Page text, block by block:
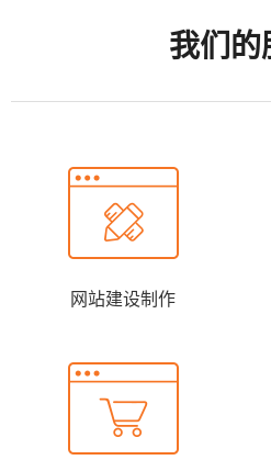
我们的
网站建设制作